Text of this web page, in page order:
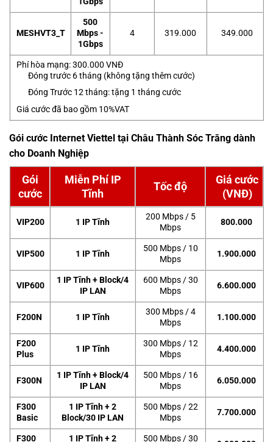
MESHVT3_T
500
Mbps -
1Gbps
4 319.000 349.000
Phí hòa mạng: 300.000 VNĐ
Đóng trước 6 tháng (không tặng thêm cước)
Đóng Trước 12 tháng: tặng 1 tháng cước
Giá cước đã bao gồm 10%VAT
Gói cước Internet Viettel tại Châu Thành Sóc Trăng dành
cho Doanh Nghiệp
Gói
cước
Miễn Phí IP
Tĩnh
Tốc độ
Giá cước
(VNĐ)
VIP200 1 IP Tĩnh
200 Mbps / 5
Mbps
800.000
VIP500 1 IP Tĩnh
500 Mbps / 10
Mbps
1.900.000
VIP600
1 IP Tĩnh + Block/4
IP LAN
600 Mbps / 30
Mbps
6.600.000
F200N 1 IP Tĩnh
300 Mbps / 4
Mbps
1.100.000
F200
Plus
1 IP Tĩnh
300 Mbps / 12
Mbps
4.400.000
F300N
1 IP Tĩnh + Block/4
IP LAN
500 Mbps / 16
Mbps
6.050.000
F300
Basic
1 IP Tĩnh + 2
Block/30 IP LAN
500 Mbps / 22
Mbps
7.700.000
F300 1 IP Tĩnh + 2 500 Mbps / 30